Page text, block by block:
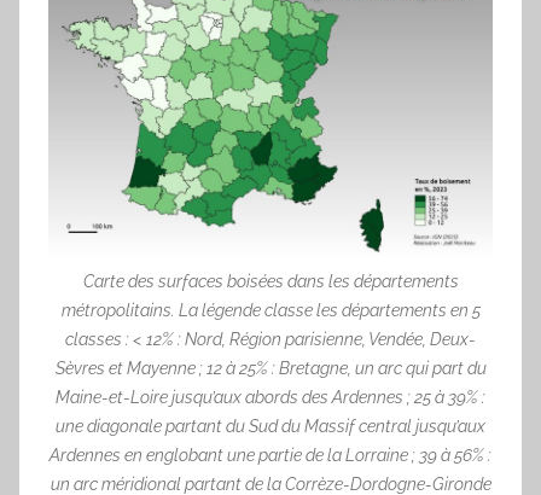
Carte des surfaces boisées dans les départements
métropolitains. La légende classe les départements en 5
classes : < 12% : Nord, Région parisienne, Vendée, Deux-
Sèvres et Mayenne ; 12 à 25% : Bretagne, un arc qui part du
Maine-et-Loire jusqu’aux abords des Ardennes ; 25 à 39% :
une diagonale partant du Sud du Massif central jusqu’aux
Ardennes en englobant une partie de la Lorraine ; 39 à 56% :
un arc méridional partant de la Corrèze-Dordogne-Gironde